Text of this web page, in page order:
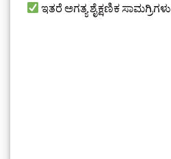
ಇತರೆ ಅಗತ್ಯ ಶೈಕ್ಷಣಿಕ ಸಾಮಗ್ರಿಗಳು